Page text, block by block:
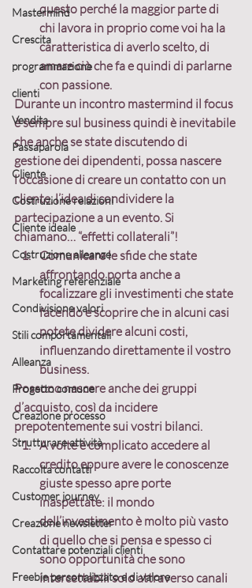
Mastermind
Crescita
programmazione
clienti
Vendita
Passaparola
Cliente
Costruzione relazioni
Cliente ideale
Costruzione alleanze
Marketing referenziale
Condivisione valori
Stili comportamentali
Alleanza
Progetto comune
Creazione processo
Strutturare attività
Raccolta contatti
Customer journey
Creazione newsletter
Contattare potenziali clienti
Freebie personalizzato e di valore
questo perché la maggior parte di
chi lavora in proprio come voi ha la
caratteristica di averlo scelto, di
amare ciò che fa e quindi di parlarne
con passione.
Durante un incontro mastermind il focus
è sempre sul business quindi è inevitabile
che anche se state discutendo di
gestione dei dipendenti, possa nascere
l’occasione di creare un contatto con un
cliente, l’idea di condividere la
partecipazione a un evento. Si
chiamano… “effetti collaterali”!
Comunicare le sfide che state
affrontando porta anche a
focalizzare gli investimenti che state
facendo e scoprire che in alcuni casi
potete dividere alcuni costi,
influenzando direttamente il vostro
business.
Possono nascere anche dei gruppi
d’acquisto, così da incidere
prepotentemente sui vostri bilanci.
A volte è complicato accedere al
credito eppure avere le conoscenze
giuste spesso apre porte
inaspettate: il mondo
dell’investimento è molto più vasto
di quello che si pensa e spesso ci
sono opportunità che sono
intercettabili solo attraverso canali